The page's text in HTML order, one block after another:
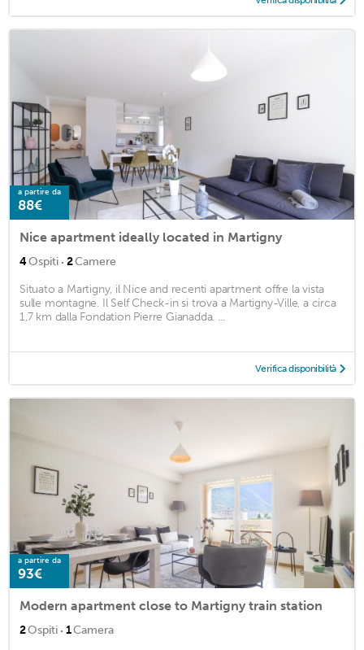
a partire da
88€
Nice apartment ideally located in Martigny
4Ospiti · 2Camere
Situato a Martigny, il Nice and recenti apartment offre la vista
sulle montagne. Il Self Check-in si trova a Martigny-Ville, a circa
1,7 km dalla Fondation Pierre Gianadda. ...
Verifica disponibilità
a partire da
93€
Modern apartment close to Martigny train station
2Ospiti · 1Camera